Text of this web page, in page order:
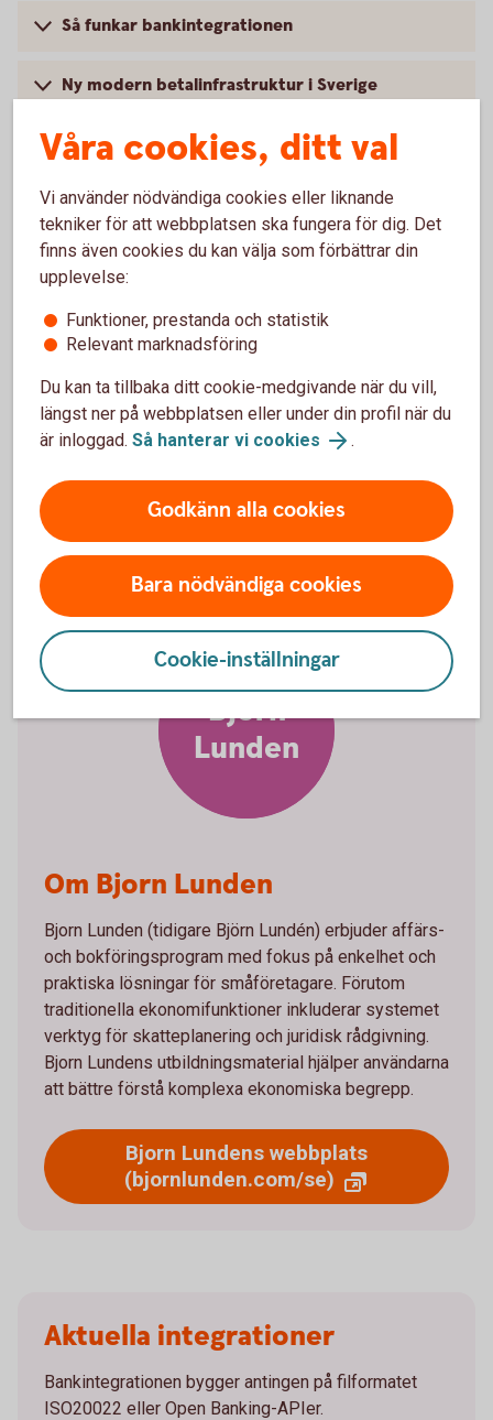
Så funkar bankintegrationen
Ny modern betalinfrastruktur i Sverige
Hantera er ekonomi på ett
enkelt,snabbtochsäkert
sätt med bankintegration.
Bjorn
Lunden
Om Bjorn Lunden
Bjorn Lunden (tidigare Björn Lundén) erbjuder affärs-
och bokföringsprogram med fokus på enkelhet och
praktiska lösningar för småföretagare. Förutom
traditionella ekonomifunktioner inkluderar systemet
verktyg för skatteplanering och juridisk rådgivning.
Bjorn Lundens utbildningsmaterial hjälper användarna
att bättre förstå komplexa ekonomiska begrepp.
Bjorn Lundens webbplats
(bjornlunden.com/se)
Aktuella integrationer
Bankintegrationen bygger antingen på filformatet
ISO20022 eller Open Banking-APIer.
Våra cookies, ditt val
Vi använder nödvändiga cookies eller liknande
tekniker för att webbplatsen ska fungera för dig. Det
finns även cookies du kan välja som förbättrar din
upplevelse:
Funktioner, prestanda och statistik
Relevant marknadsföring
Du kan ta tillbaka ditt cookie-medgivande när du vill,
längst ner på webbplatsen eller under din profil när du
är inloggad. Så hanterar vi cookies .
Godkänn alla cookies
Bara nödvändiga cookies
Cookie-inställningar